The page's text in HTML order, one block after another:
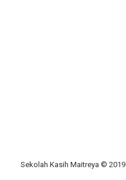
Sekolah Kasih Maitreya © 2019